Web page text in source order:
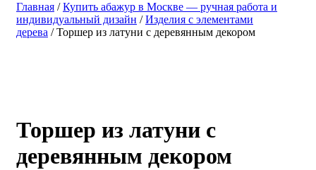
Главная /Купить абажур в Москве — ручная работа и
индивидуальный дизайн /Изделия с элементами
дерева / Торшер из латуни с деревянным декором
Торшер из латуни с
деревянным декором